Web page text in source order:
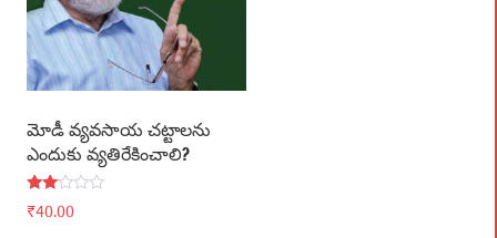
మోడీ వ్యవసాయ చట్టాలను
ఎందుకు వ్యతిరేకించాలి?
Rated
2.00
₹40.00